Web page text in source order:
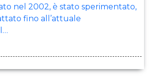
nel 2002, è stato sperimentato,
fino all’attuale